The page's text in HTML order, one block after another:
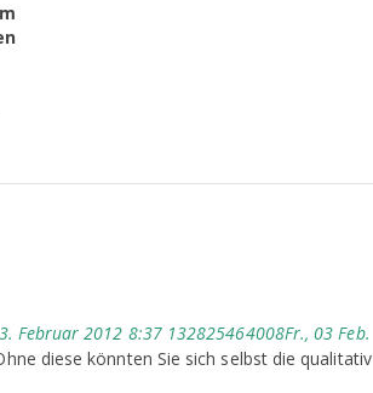
3. Februar 2012 8:37 132825464008Fr., 03 Feb.
diese könnten Sie sich selbst die qualitativ